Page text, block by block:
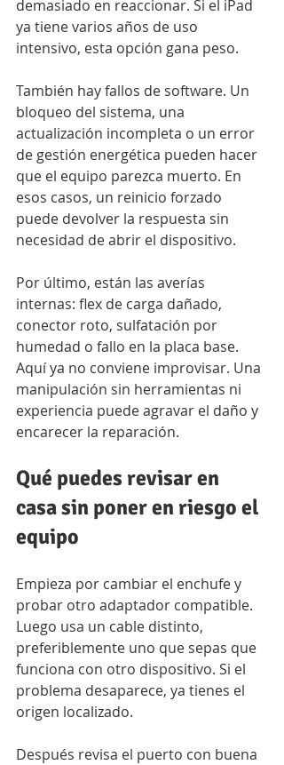
demasiado en reaccionar. Si el iPad
ya tiene varios años de uso
intensivo, esta opción gana peso.
También hay fallos de software. Un
bloqueo del sistema, una
actualización incompleta o un error
de gestión energética pueden hacer
que el equipo parezca muerto. En
esos casos, un reinicio forzado
puede devolver la respuesta sin
necesidad de abrir el dispositivo.
Por último, están las averías
internas: flex de carga dañado,
conector roto, sulfatación por
humedad o fallo en la placa base.
Aquí ya no conviene improvisar. Una
manipulación sin herramientas ni
experiencia puede agravar el daño y
encarecer la reparación.
Qué puedes revisar en
casa sin poner en riesgo el
equipo
Empieza por cambiar el enchufe y
probar otro adaptador compatible.
Luego usa un cable distinto,
preferiblemente uno que sepas que
funciona con otro dispositivo. Si el
problema desaparece, ya tienes el
origen localizado.
Después revisa el puerto con buena